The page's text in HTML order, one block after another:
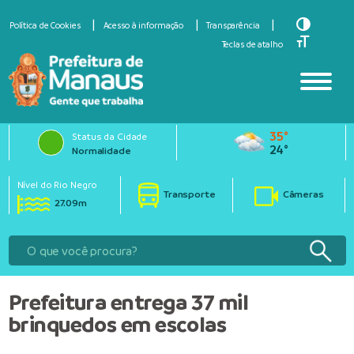
Política de Cookies Acesso à informação
Transparência
Teclas de atalho
Toggle
Toggle
Status da Cidade
Normalidade
35°
24°
Nível do Rio Negro
27.09m
Transporte Câmeras
Prefeitura entrega 37 mil
brinquedos em escolas